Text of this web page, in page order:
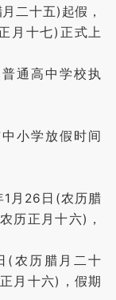
二十五)起假，
月十七)正式上
通高中学校执
小学放假时间
月26日(农历腊
历正月十六)，
农历腊月二十
月十六)，假期